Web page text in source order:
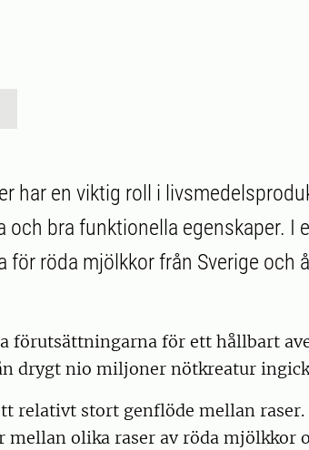
har en viktig roll i
och bra funktionella egenskaper. I
för röda mjölkkor från Sverige och
förutsättningarna för ett hållbart
drygt nio miljoner nötkreatur
relativt stort genflöde mellan raser.
mellan olika raser av röda mjölkkor